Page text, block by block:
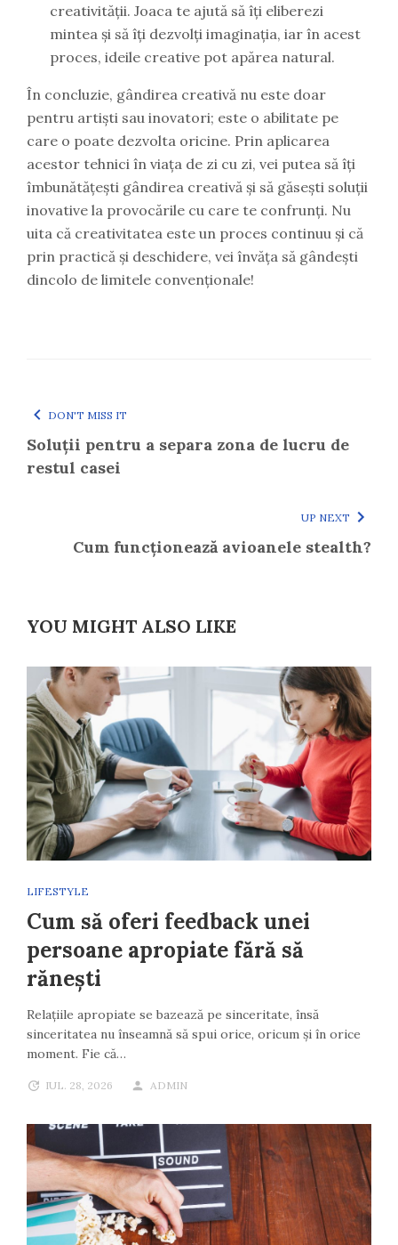
creativității. Joaca te ajută să îți eliberezi
mintea și să îți dezvolți imaginația, iar în acest
proces, ideile creative pot apărea natural.
În concluzie, gândirea creativă nu este doar
pentru artiști sau inovatori; este o abilitate pe
care o poate dezvolta oricine. Prin aplicarea
acestor tehnici în viața de zi cu zi, vei putea să îți
îmbunătățești gândirea creativă și să găsești soluții
inovative la provocările cu care te confrunți. Nu
uita că creativitatea este un proces continuu și că
prin practică și deschidere, vei învăța să gândești
dincolo de limitele convenționale!
DON'T MISS IT
Soluții pentru a separa zona de lucru de
restul casei
UP NEXT
Cum funcționează avioanele stealth?
YOU MIGHT ALSO LIKE
LIFESTYLE
Cum să oferi feedback unei
persoane apropiate fără să
rănești
Relațiile apropiate se bazează pe sinceritate, însă
sinceritatea nu înseamnă să spui orice, oricum și în orice
moment. Fie că…
IUL. 28, 2026 ADMIN